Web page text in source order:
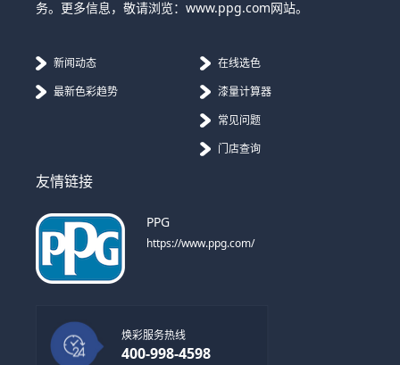
务。更多信息，敬请浏览：www.ppg.com网站。
新闻动态
最新色彩趋势
在线选色
漆量计算器
常见问题
门店查询
友情链接
PPG
https://www.ppg.com/
焕彩服务热线
400-998-4598